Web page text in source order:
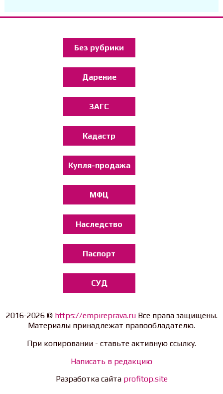
Без рубрики
Дарение
ЗАГС
Кадастр
Купля-продажа
МФЦ
Наследство
Паспорт
СУД
2016-2026 © https://empireprava.ruВсе права защищены.
Материалы принадлежат правообладателю.
При копировании - ставьте активную ссылку.
Написать в редакцию
Разработка сайта profitop.site